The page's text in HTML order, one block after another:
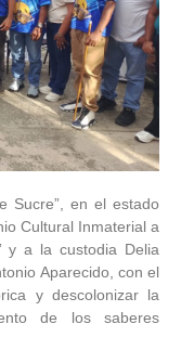
Sucre”, en el estado
Cultural Inmaterial a
y a la custodia Delia
Aparecido, con el
y descolonizar la
de los saberes